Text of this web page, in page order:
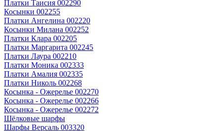
Платки Таисия 002290
Косынки 002255
Платки Ангелина 002220
Косынки Милана 002252
Платки Клара 002205
Платки Маргарита 002245
Платки Лаура 002210
Платки Моника 002333
Платки Амалия 002335
Платки Николь 002268
Косынка - Ожерелье 002270
Косынка - Ожерелье 002266
Косынка - Ожерелье 002272
Шёлковые шарфы
Шарфы Версаль 003320